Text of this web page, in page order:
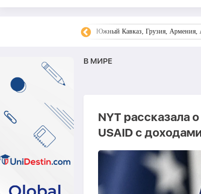
Южный Кавказ, Грузия, Армения,
В МИРЕ
NYT рассказала
USAID с